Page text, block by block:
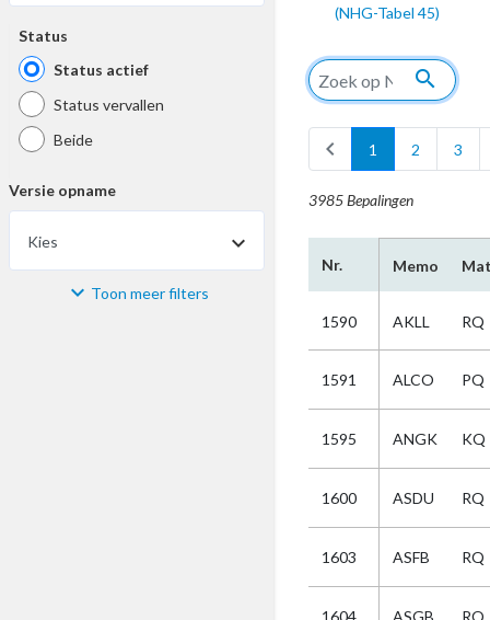
Status
Status actief
Status vervallen
Beide
Versie opname
Kies
Materiaal Toon meer filters
(NHG-Tabel 45)
search
chevron_left 1 2 3
3985 Bepalingen
Nr. Memo
1590 AKLL RQ
1591 ALCO PQ
1595 ANGK KQ
1600 ASDU RQ
1603 ASFB RQ
1604 ASGB RQ